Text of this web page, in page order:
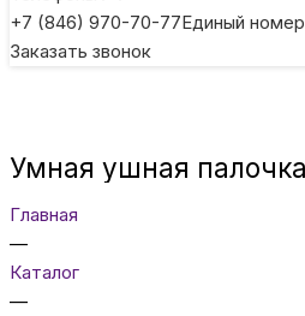
+7 (846) 970-70-77Единый номер
Заказать звонок
Умная ушная
Главная
—
Каталог
—